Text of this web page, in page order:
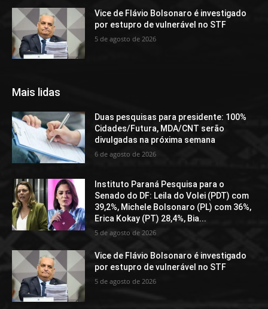
Vice de Flávio Bolsonaro é investigado
por estupro de vulnerável no STF
5 de agosto de 2026
Mais lidas
Duas pesquisas para presidente: 100%
Cidades/Futura, MDA/CNT serão
divulgadas na próxima semana
6 de agosto de 2026
Instituto Paraná Pesquisa para o
Senado do DF: Leila do Volei (PDT) com
39,2%, Michele Bolsonaro (PL) com 36%,
Erica Kokay (PT) 28,4%, Bia...
5 de agosto de 2026
Vice de Flávio Bolsonaro é investigado
por estupro de vulnerável no STF
5 de agosto de 2026